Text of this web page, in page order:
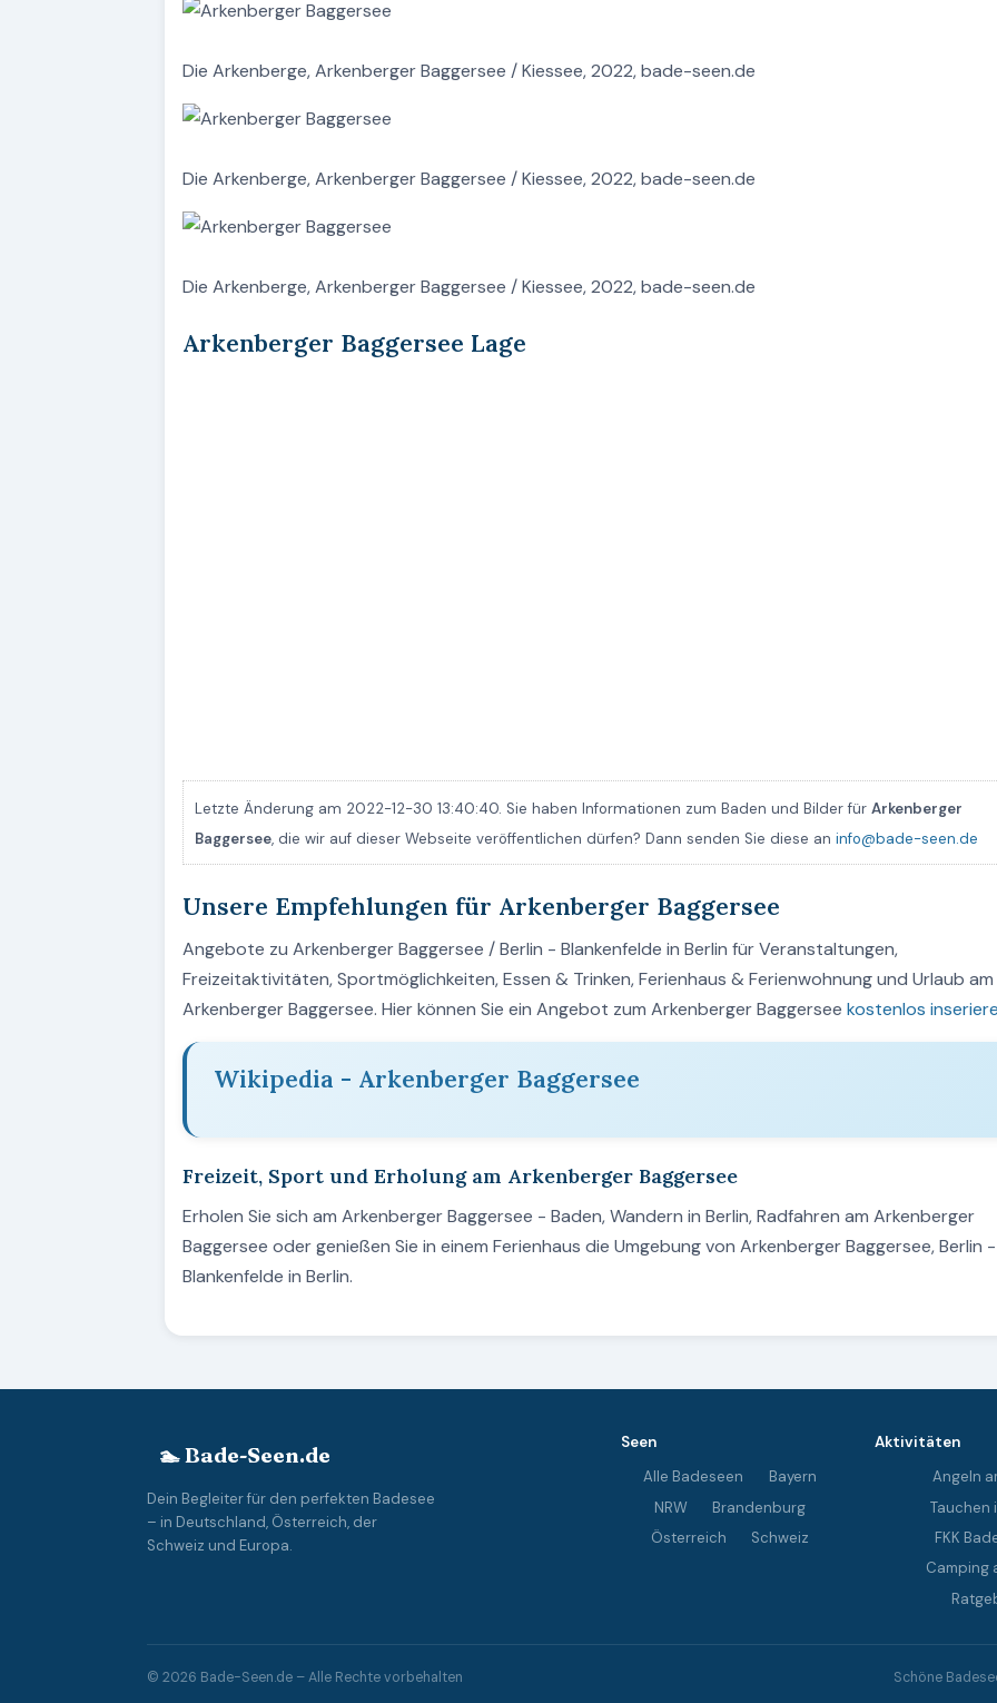
Die Arkenberge, Arkenberger Baggersee / Kiessee, 2022, bade-seen.de
Die Arkenberge, Arkenberger Baggersee / Kiessee, 2022, bade-seen.de
Die Arkenberge, Arkenberger Baggersee / Kiessee, 2022, bade-seen.de
Arkenberger Baggersee Lage
Letzte Änderung am 2022-12-30 13:40:40. Sie haben Informationen zum Baden und Bilder für Arkenberger
Baggersee, die wir auf dieser Webseite veröffentlichen dürfen? Dann senden Sie diese an info@bade-seen.de
Unsere Empfehlungen für Arkenberger Baggersee
Angebote zu Arkenberger Baggersee / Berlin - Blankenfelde in Berlin für Veranstaltungen,
Freizeitaktivitäten, Sportmöglichkeiten, Essen & Trinken, Ferienhaus & Ferienwohnung und Urlaub am
Arkenberger Baggersee. Hier können Sie ein Angebot zum Arkenberger Baggersee kostenlos
Wikipedia - Arkenberger Baggersee
Freizeit, Sport und Erholung am Arkenberger Baggersee
Erholen Sie sich am Arkenberger Baggersee - Baden, Wandern in Berlin, Radfahren am Arkenberger
Baggersee oder genießen Sie in einem Ferienhaus die Umgebung von Arkenberger Baggersee, Berlin -
Blankenfelde in Berlin.
🏊 Bade-Seen.de
Dein Begleiter für den perfekten Badesee
– in Deutschland, Österreich, der
Schweiz und Europa.
Seen
Alle Badeseen
Bayern
NRW
Brandenburg
Österreich
Schweiz
Aktivitäten
Angeln
Tauchen
FKK
Camping
© 2026 Bade-Seen.de – Alle Rechte vorbehalten Schöne